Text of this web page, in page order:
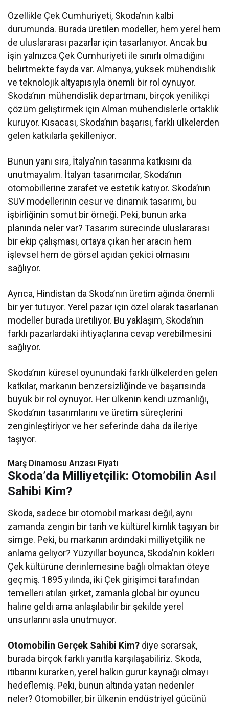
Özellikle Çek Cumhuriyeti, Skoda’nın kalbi
durumunda. Burada üretilen modeller, hem yerel hem
de uluslararası pazarlar için tasarlanıyor. Ancak bu
işin yalnızca Çek Cumhuriyeti ile sınırlı olmadığını
belirtmekte fayda var. Almanya, yüksek mühendislik
ve teknolojik altyapısıyla önemli bir rol oynuyor.
Skoda’nın mühendislik departmanı, birçok yenilikçi
çözüm geliştirmek için Alman mühendislerle ortaklık
kuruyor. Kısacası, Skoda’nın başarısı, farklı ülkelerden
gelen katkılarla şekilleniyor.
Bunun yanı sıra, İtalya’nın tasarıma katkısını da
unutmayalım. İtalyan tasarımcılar, Skoda’nın
otomobillerine zarafet ve estetik katıyor. Skoda’nın
SUV modellerinin cesur ve dinamik tasarımı, bu
işbirliğinin somut bir örneği. Peki, bunun arka
planında neler var? Tasarım sürecinde uluslararası
bir ekip çalışması, ortaya çıkan her aracın hem
işlevsel hem de görsel açıdan çekici olmasını
sağlıyor.
Ayrıca, Hindistan da Skoda’nın üretim ağında önemli
bir yer tutuyor. Yerel pazar için özel olarak tasarlanan
modeller burada üretiliyor. Bu yaklaşım, Skoda’nın
farklı pazarlardaki ihtiyaçlarına cevap verebilmesini
sağlıyor.
Skoda’nın küresel oyunundaki farklı ülkelerden gelen
katkılar, markanın benzersizliğinde ve başarısında
büyük bir rol oynuyor. Her ülkenin kendi uzmanlığı,
Skoda’nın tasarımlarını ve üretim süreçlerini
zenginleştiriyor ve her seferinde daha da ileriye
taşıyor.
Marş Dinamosu Arızası Fiyatı
Skoda’da Milliyetçilik: Otomobilin Asıl
Sahibi Kim?
Skoda, sadece bir otomobil markası değil, aynı
zamanda zengin bir tarih ve kültürel kimlik taşıyan bir
simge. Peki, bu markanın ardındaki milliyetçilik ne
anlama geliyor? Yüzyıllar boyunca, Skoda’nın kökleri
Çek kültürüne derinlemesine bağlı olmaktan öteye
geçmiş. 1895 yılında, iki Çek girişimci tarafından
temelleri atılan şirket, zamanla global bir oyuncu
haline geldi ama anlaşılabilir bir şekilde yerel
unsurlarını asla unutmuyor.
Otomobilin Gerçek Sahibi Kim? diye sorarsak,
burada birçok farklı yanıtla karşılaşabiliriz. Skoda,
itibarını kurarken, yerel halkın gurur kaynağı olmayı
hedeflemiş. Peki, bunun altında yatan nedenler
neler? Otomobiller, bir ülkenin endüstriyel gücünü